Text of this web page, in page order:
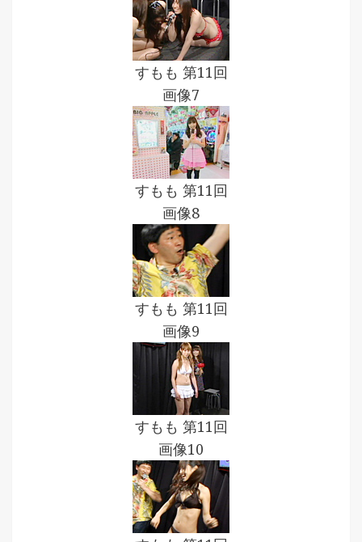
すもも 第11回
画像7
すもも 第11回
画像8
すもも 第11回
画像9
すもも 第11回
画像10